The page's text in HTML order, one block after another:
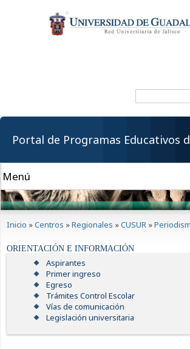
contenido
principal
Buscar
Portal de Programas Educativos
Inicio »Centros »Regionales »CUSUR »
ORIENTACIÓN E INFORMACIÓN
Aspirantes
Primer ingreso
Egreso
Trámites Control Escolar
Vías de comunicación
Legislación universitaria